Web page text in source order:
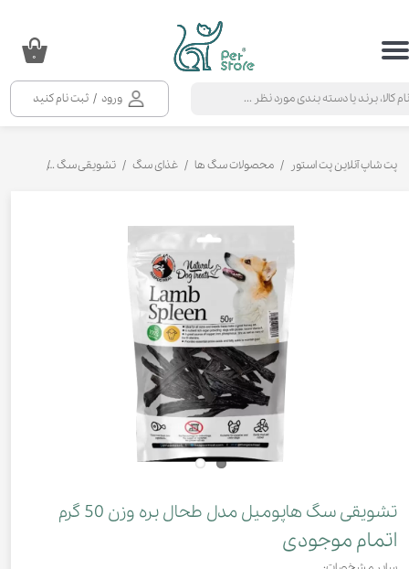
ورود / ثبت نام کنید
حساب کاربری من
خروج از حساب کاربری
۰
پت شاپ آنلاین پت استور محصولات سگ ها غذای سگ تشویقی سگ
تشویقی سگ هاپومیل مدل طحال بره وزن 50 گرم
اتمام موجودی